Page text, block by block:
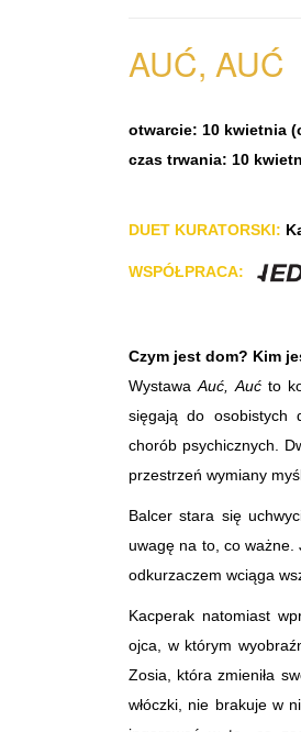
AUĆ, AUĆ
otwarcie: 10 kwietnia
czas trwania: 10
DUET KURATORSKI:
WSPÓŁPRACA:
Czym jest dom? Kim
WystawaAuć, Aućto
sięgają do osobistych
chorób psychicznych.
przestrzeń wymiany
Balcer stara się
uwagę na to, co ważne.
odkurzaczem wciąga
Kacperak natomiast
ojca, w którym
Zosia, która zmieniła
włóczki, nie brakuje w